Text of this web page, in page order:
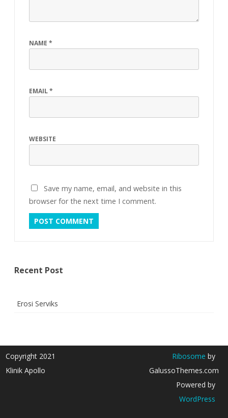
NAME *
EMAIL*
WEBSITE
Save my name, email, and website in this
browser for the next time I comment.
Recent Post
Erosi Serviks
Copyright 2021
Klinik Apollo
Ribosome by
GalussoThemes.com
Powered by
WordPress